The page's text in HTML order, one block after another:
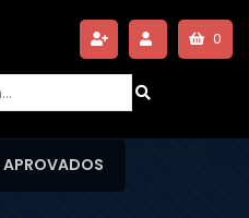
0
APROVADOS